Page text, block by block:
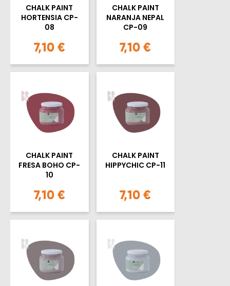
CHALK PAINT
HORTENSIA CP-
08
7,10 €
CHALK PAINT
NARANJA NEPAL
CP-09
7,10 €
CHALK PAINT
FRESA BOHO CP-
10
7,10 €
CHALK PAINT
HIPPYCHIC CP-11
7,10 €